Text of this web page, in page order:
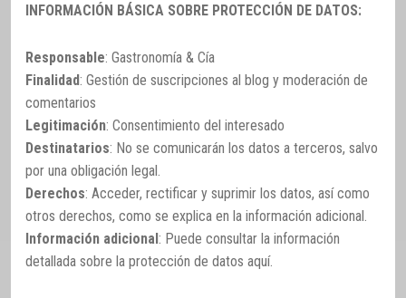
INFORMACIÓN BÁSICA SOBRE PROTECCIÓN DE DATOS:
Responsable: Gastronomía & Cía
Finalidad: Gestión de suscripciones al blog y moderación de
comentarios
Legitimación: Consentimiento del interesado
Destinatarios: No se comunicarán los datos a terceros, salvo
por una obligación legal.
Derechos: Acceder, rectificar y suprimir los datos, así como
otros derechos, como se explica en la información adicional.
Información adicional : Puede consultar la información
detallada sobre la protección de datos aquí.